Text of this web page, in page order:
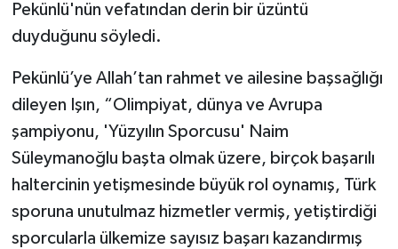
Pekünlü'nün vefatından derin bir üzüntü
duyduğunu söyledi.
Pekünlü’ye Allah’tan rahmet ve ailesine başsağlığı
dileyen Işın, “Olimpiyat, dünya ve Avrupa
şampiyonu, 'Yüzyılın Sporcusu' Naim
Süleymanoğlu başta olmak üzere, birçok başarılı
haltercinin yetişmesinde büyük rol oynamış, Türk
sporuna unutulmaz hizmetler vermiş, yetiştirdiği
sporcularla ülkemize sayısız başarı kazandırmış